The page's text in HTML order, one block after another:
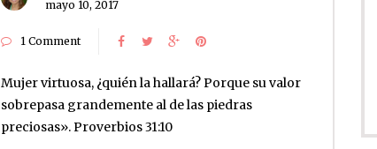
mayo 10, 2017
1 Comment
Mujer virtuosa, ¿quién la hallará? Porque su valor
sobrepasa grandemente al de las piedras
preciosas». Proverbios 31:10